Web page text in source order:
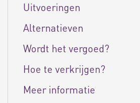
Uitvoeringen
Alternatieven
Wordt het vergoed?
Hoe te verkrijgen?
Meer informatie